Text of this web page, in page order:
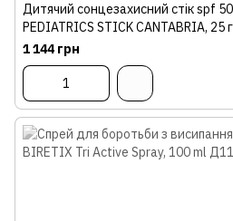
Дитячий сонцезахисний стік spf
PEDIATRICS STICK CANTABRIA, 25 г
1 144 грн